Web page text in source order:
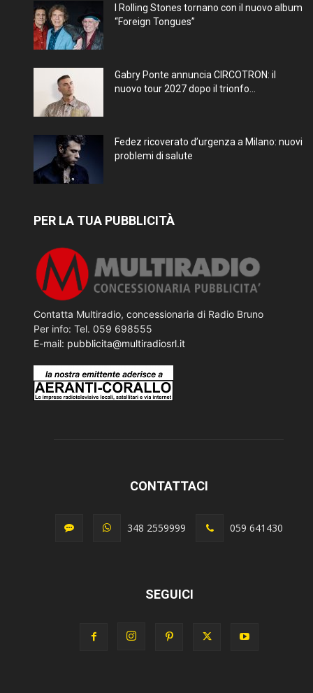
I Rolling Stones tornano con il nuovo album
“Foreign Tongues”
Gabry Ponte annuncia CIRCOTRON: il
nuovo tour 2027 dopo il trionfo...
Fedez ricoverato d’urgenza a Milano: nuovi
problemi di salute
PER LA TUA PUBBLICITÀ
Contatta Multiradio, concessionaria di Radio Bruno
Per info: Tel. 059 698555
E-mail: pubblicita@multiradiosrl.it
CONTATTACI
348 2559999 059 641430
SEGUICI